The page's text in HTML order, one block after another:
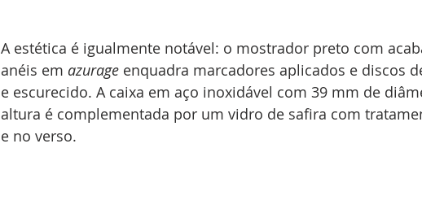
A estética é igualmente notável: o mostrador preto com
anéis em azurage enquadra marcadores aplicados e discos
e escurecido. A caixa em aço inoxidável com 39 mm de
altura é complementada por um vidro de safira com
e no verso.